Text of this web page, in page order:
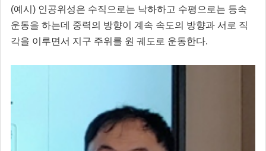
(예시) 인공위성은 수직으로는 낙하하고 수평으로는 등속
운동을 하는데 중력의 방향이 계속 속도의 방향과 서로 직
각을 이루면서 지구 주위를 원 궤도로 운동한다.